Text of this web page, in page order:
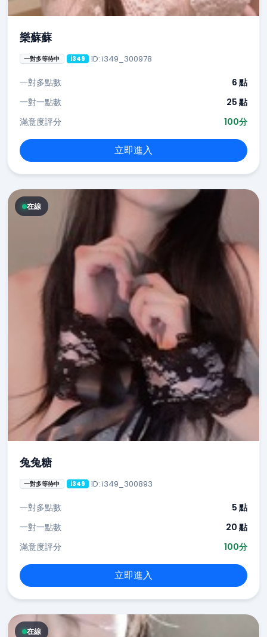
樂蘇蘇
一對多等待中 i349 ID: i349_300978
一對多點數
6 點
一對一點數
25 點
滿意度評分
100分
立即進入
在線
兔兔糖
一對多等待中 i349 ID: i349_300893
一對多點數
5 點
一對一點數
20 點
滿意度評分
100分
立即進入
在線